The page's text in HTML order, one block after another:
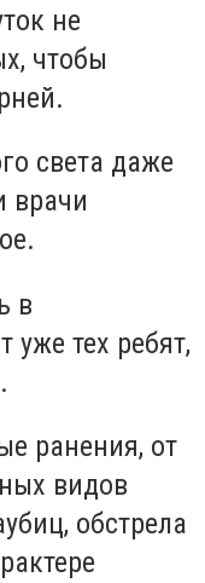
не
чтобы
света даже
врачи
в
уже тех ребят,
ранения, от
видов
обстрела